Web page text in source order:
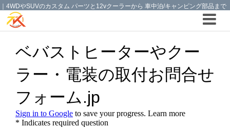
｜4WDやSUVのカスタム パーツと12vクーラーから 車中泊/キャンピング部品まで
ご提案の T.K TECH 埼玉